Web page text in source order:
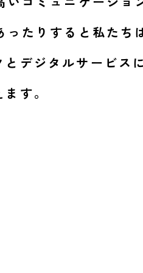
ったりすると私たち
デジタルサービス
す。